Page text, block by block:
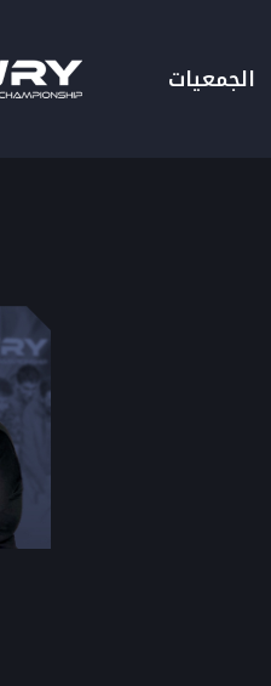
الجمعيات